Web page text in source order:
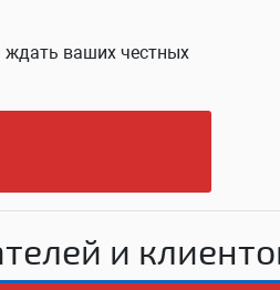
ждать ваших честных
и